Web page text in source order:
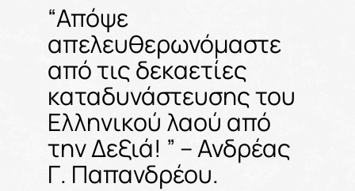
“Απόψε
απελευθερωνόμαστε
από τις δεκαετίες
καταδυνάστευσης του
Ελληνικού λαού από
την Δεξιά! ” – Ανδρέας
Γ. Παπανδρέου.